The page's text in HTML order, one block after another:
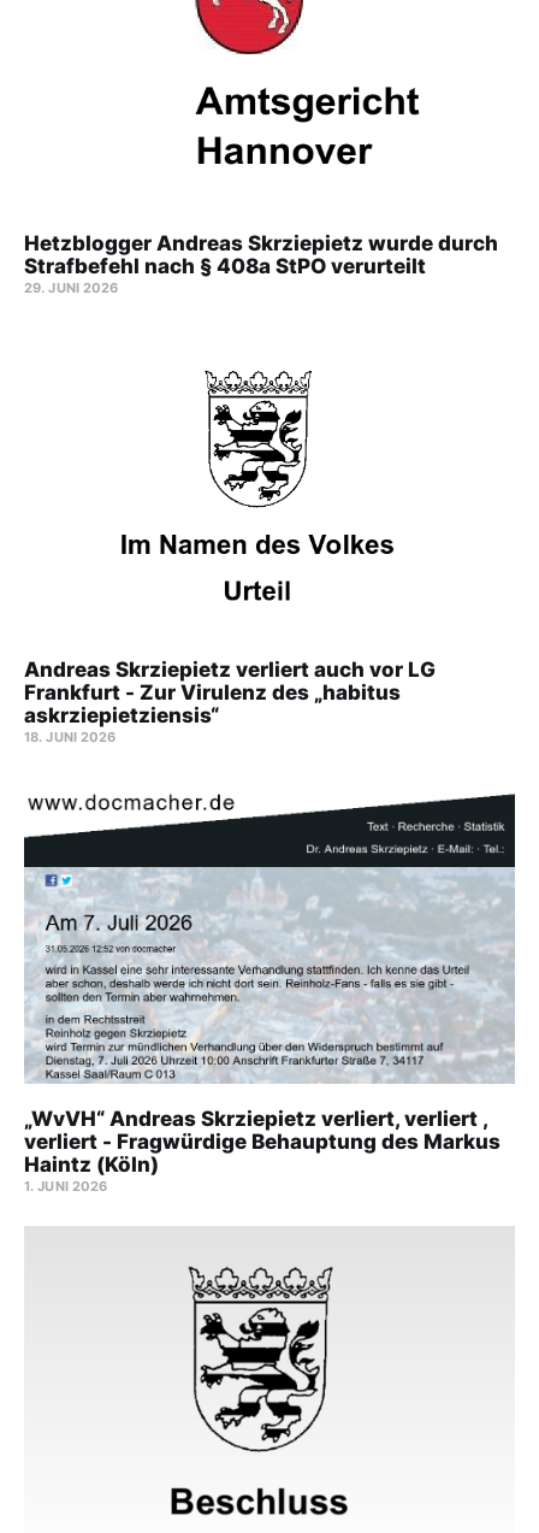
Hetzblogger Andreas Skrziepietz wurde durch
Strafbefehl nach § 408a StPO verurteilt
29. JUNI 2026
Andreas Skrziepietz verliert auch vor LG
Frankfurt - Zur Virulenz des „habitus
askrziepietziensis“
18. JUNI 2026
„WvVH“ Andreas Skrziepietz verliert, verliert ,
verliert - Fragwürdige Behauptung des Markus
Haintz (Köln)
1. JUNI 2026